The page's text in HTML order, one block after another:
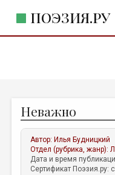
ПОЭЗИЯ.РУ
ЖАНРЫ
АВТОРЫ
КОММЕНТАРИИ
Неважно
Автор: Илья Будницкий
Отдел (рубрика, жанр):
Дата и время
Сертификат Поэзия.ру: